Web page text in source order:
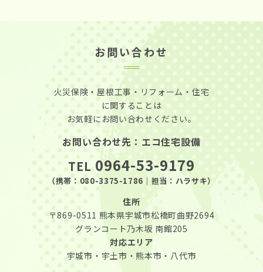
お問い合わせ
火災保険・屋根工事・リフォーム・住宅
に関することは
お気軽にお問い合わせください。
お問い合わせ先：エコ住宅設備
TEL0964-53-9179
（携帯：080-3375-1786 ｜担当：ハラサキ）
住所
〒869-0511 熊本県宇城市松橋町曲野2694
グランコート乃木坂 南館205
対応エリア
宇城市・宇土市・熊本市・八代市